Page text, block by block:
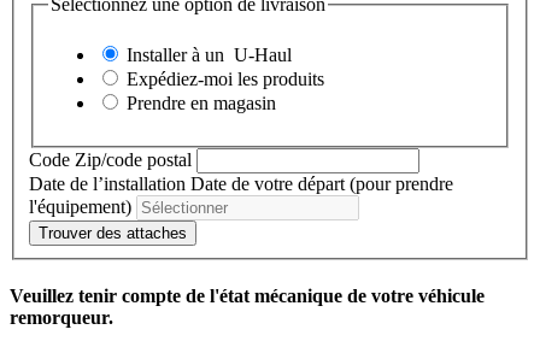
Sélectionnez une option de livraison
Installer à un U-Haul
Expédiez-moi les produits
Prendre en magasin
Code Zip/code postal
Date de l’installation Date de votre départ (pour prendre
l'équipement)
Trouver des attaches
Veuillez tenir compte de l'état mécanique de votre véhicule
remorqueur.